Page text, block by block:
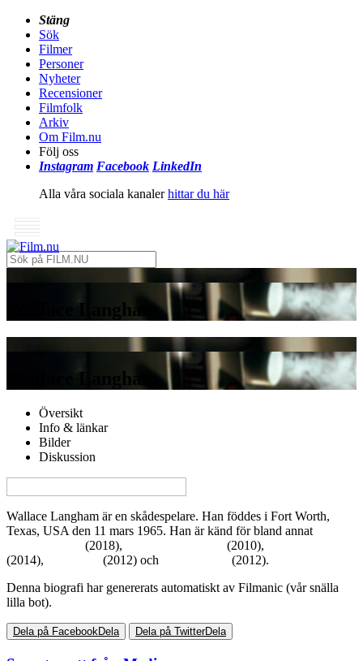
Stäng
Sök
Filmer
Personer
Nyheter
Recensioner
Filmfolk
Arkiv
Om Film.nu
Följ oss
Instagram Facebook LinkedIn
Alla våra sociala kanalerhittar du här
Wallace Langham
Wallace Langham
Översikt
Info & länkar
Bilder
Diskussion
Wallace Langham är en skådespelare. Han föddes i Fort Worth,
Texas, USA den 11 mars 1965. Han är känd för bland annat
(2018), (2010),
(2014),
(2012) och
(2012).
Denna biografi har genererats automatiskt av Filmanic (vår snälla
lilla bot).
Dela på FacebookDela Dela på TwitterDela